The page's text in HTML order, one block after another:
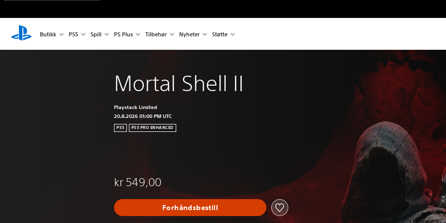
Butikk PS5 Spill PS Plus Tilbehør Nyheter Støtte
Mortal Shell II
Playstack Limited
20.8.2026 01:00 PM UTC
PS5 PS5 PRO ENHANCED
kr 549,00
Forhåndsbestill